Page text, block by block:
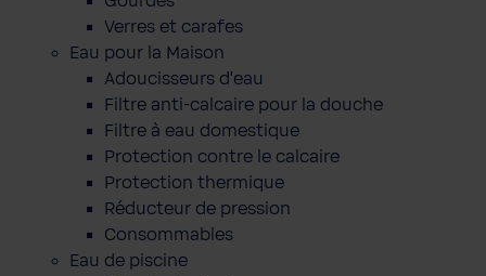
Verres et carafes
Eau pour la Maison
Adoucisseurs d'eau
Filtre anti-calcaire pour la douche
Filtre à eau domestique
Protection contre le calcaire
Protection thermique
Réducteur de pression
Consommables
Eau de piscine